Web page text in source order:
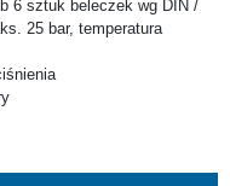
6 sztuk beleczek wg DIN /
25 bar, temperatura